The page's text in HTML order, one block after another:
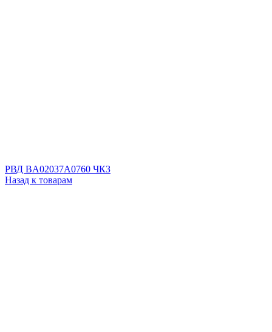
РВД BA02037A0760 ЧКЗ
Назад к товарам